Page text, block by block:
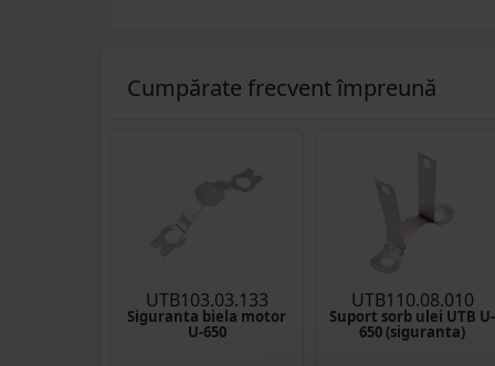
Cumpărate frecvent împreună
UTB103.03.133
Siguranta biela motor
U-650
UTB110.08.010
Suport sorb ulei UTB U-
650 (siguranta)